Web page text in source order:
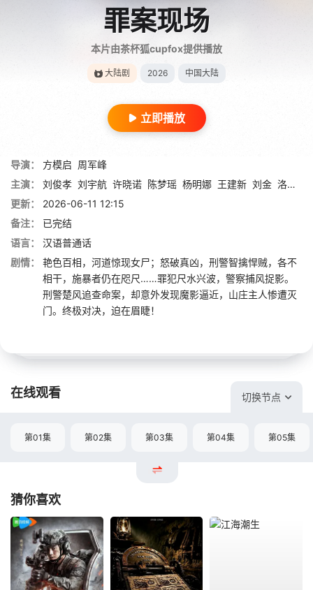
罪案现场
本片由茶杯狐cupfox提供播放
大陆剧 2026 中国大陆
立即播放
导演： 方模启 周军峰
主演：
刘俊孝 刘宇航 许晓诺 陈梦瑶 杨明娜 王建新 刘金 洛嘉
更新：
2026-06-11 12:15
备注：
已完结
语言：
汉语普通话
剧情：
艳色百相，河道惊现女尸；怒破真凶，刑警智擒悍贼，各不
相干‌，施暴者仍在咫尺……罪犯尺水兴波，警察捕风捉影。
刑警楚风追查命案，却意外发现魔影逼近，山庄主人惨遭灭
门。终极对决，迫在眉睫‌！
在线观看 切换节点
第01集 第02集 第03集 第04集 第05集
猜你喜欢